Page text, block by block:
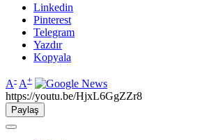
Linkedin
Pinterest
Telegram
Yazdır
Kopyala
A- A+
https://youtu.be/HjxL6GgZZr8
Paylaş